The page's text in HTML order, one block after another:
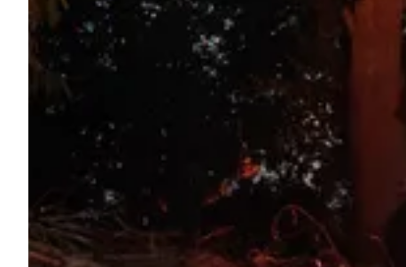
Über uns
Shop
Kontakt
Select language